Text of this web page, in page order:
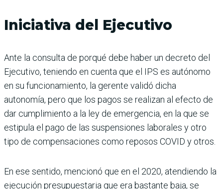
Iniciativa del Ejecutivo
Ante la consulta de porqué debe haber un decreto del
Ejecutivo, teniendo en cuenta que el IPS es autónomo
en su funcionamiento, la gerente validó dicha
autonomía, pero que los pagos se realizan al efecto de
dar cumplimiento a la ley de emergencia, en la que se
estipula el pago de las suspensiones laborales y otro
tipo de compensaciones como reposos COVID y otros.
En ese sentido, mencionó que en el 2020, atendiendo la
ejecución presupuestaria que era bastante baja, se